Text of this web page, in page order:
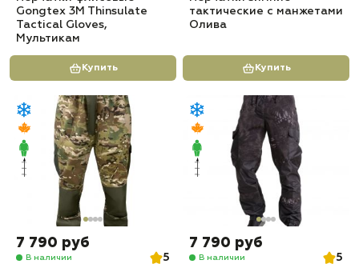
Gongtex 3M Thinsulate
Tactical Gloves,
Мультикам
Купить
тактические с манжетами
Олива
Купить
7 790 руб
В наличии
5
7 790 руб
В наличии
5